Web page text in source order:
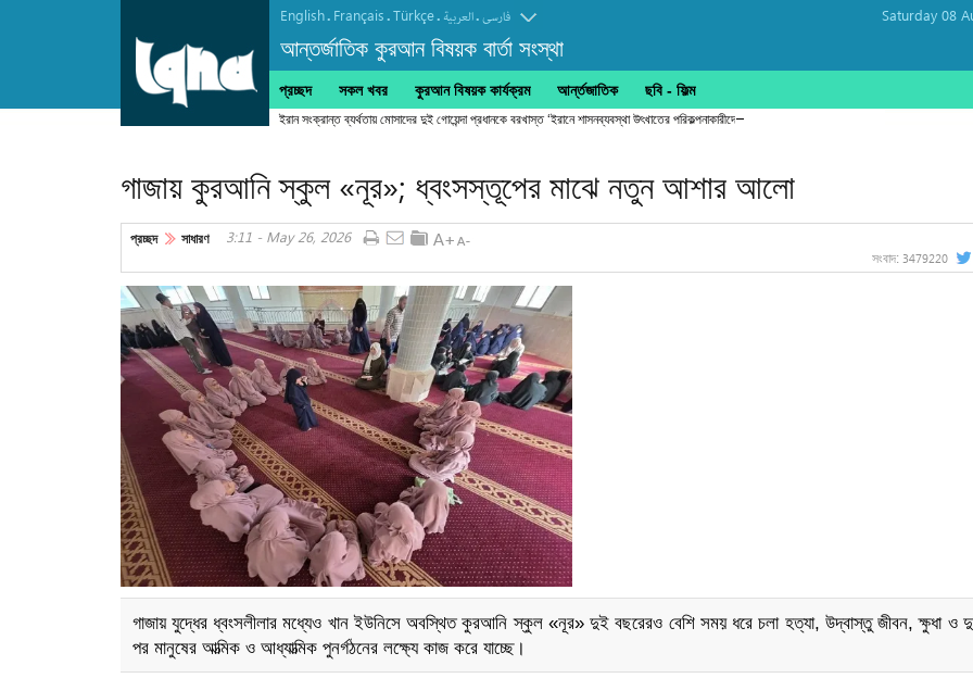
English. Français.Türkçe. العربیة.فارسی
আন্তর্জাতিক কুরআন বিষয়ক বার্তা সংস্থা
Saturday 08
প্রচ্ছদ সকল খবর কুরআন বিষয়ক কার্যক্রম আর্ন্তজাতিক ছবি‎ - ফিল্ম
ইরান সংক্রান্ত ব্যর্থতায় মোসাদের দুই গোয়েন্দা প্রধানকে বরখাস্ত ‘ইরানে শাসনব্যবস্থা উৎখাতের পরিকল্পনাকারীদের জবাবদিহি করতেই হবে’
গাজায় কুরআনি স্কুল «নূর»; ধ্বংসস্তূপের মাঝে নতুন আশার আলো
প্রচ্ছদ সাধারণ 3:11 - May 26, 2026
সংবাদ: 3479220
গাজায় যুদ্ধের ধ্বংসলীলার মধ্যেও খান ইউনিসে অবস্থিত কুরআনি স্কুল «নূর» দুই বছরেরও বেশি সময় ধরে চলা হত্যা, উদ্বাস্তু জীবন, ক্ষুধা ও
পর মানুষের আত্মিক ও আধ্যাত্মিক পুনর্গঠনের লক্ষ্যে কাজ করে যাচ্ছে।